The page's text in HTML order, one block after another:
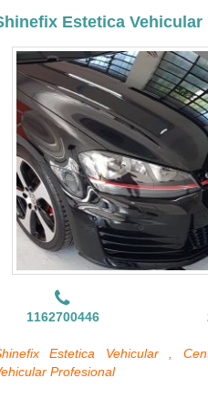
Estetica Vehicular
1162700446
Estetica Vehicular ,
Profesional